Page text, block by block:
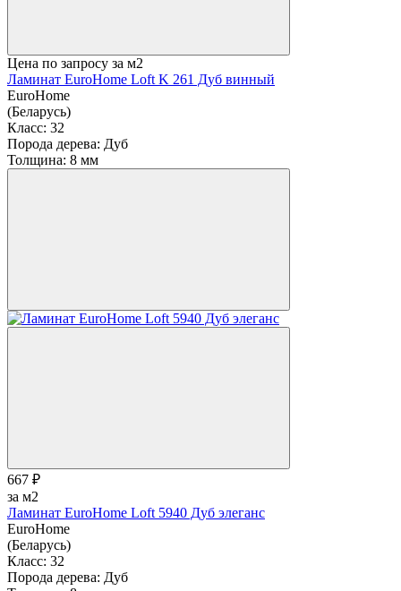
Цена по запросу за м2
Ламинат EuroHome Loft K 261 Дуб винный
EuroHome
(Беларусь)
Класс: 32
Порода дерева: Дуб
Толщина: 8 мм
667 ₽
за м2
Ламинат EuroHome Loft 5940 Дуб элеганс
EuroHome
(Беларусь)
Класс: 32
Порода дерева: Дуб